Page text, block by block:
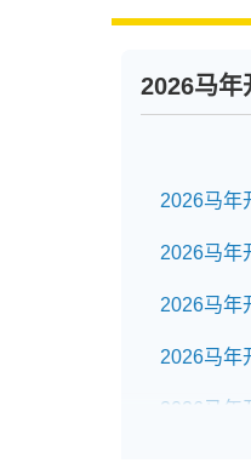
2026马年
2026马年
2026马年
2026马年
2026马年
2026马年